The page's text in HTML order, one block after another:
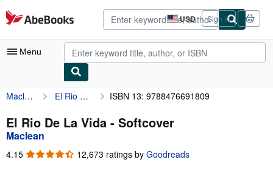
Skip to main content
AbeBooks.com USD
Site
shopping
preferences
Sign in
Menu
My Account
My Purchases
Advanced Search
Browse Collections
Maclean El Rio De La Vida ISBN 13: 9788476691809
El Rio De La Vida - Softcover
Maclean
4.15 4.15
12,673 ratings by Goodreads